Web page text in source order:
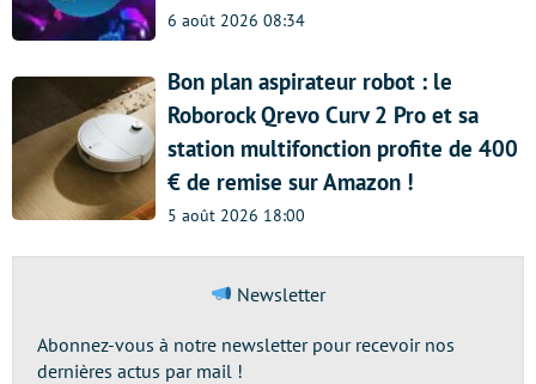
6 août 2026 08:34
Bon plan aspirateur robot : le
Roborock Qrevo Curv 2 Pro et sa
station multifonction profite de 400
€ de remise sur Amazon !
5 août 2026 18:00
Newsletter
Abonnez-vous à notre newsletter pour recevoir nos
dernières actus par mail !